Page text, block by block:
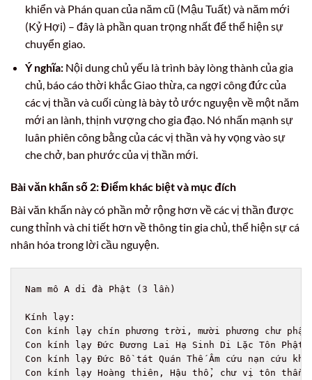
khiển và Phán quan của năm cũ (Mậu Tuất) và năm mới
(Kỷ Hợi) – đây là phần quan trọng nhất để thể hiện sự
chuyển giao.
Ý nghĩa:Nội dung chủ yếu là trình bày lòng thành của gia
chủ, báo cáo thời khắc Giao thừa, ca ngợi công đức của
các vị thần và cuối cùng là bày tỏ ước nguyện về một năm
mới an lành, thịnh vượng cho gia đạo. Nó nhấn mạnh sự
luân phiên công bằng của các vị thần và hy vọng vào sự
che chở, ban phước của vị thần mới.
Bài văn khấn số 2: Điểm khác biệt và mục đích
Bài văn khấn này có phần mở rộng hơn về các vị thần được
cung thỉnh và chi tiết hơn về thông tin gia chủ, thể hiện sự cá
nhân hóa trong lời cầu nguyện.
Nam mô A di đà Phật (3 lần)
Kính lạy:
Con kính lạy chín phương trời, mười phương chư
Con kính lạy Đức Đương Lai Hạ Sinh Di Lặc Tôn Phật
Con kính lạy Đức Bồ tát Quán Thế Âm cứu nạn cứu
Con kính lạy Hoàng thiên, Hậu thổ, chư vị tôn thần